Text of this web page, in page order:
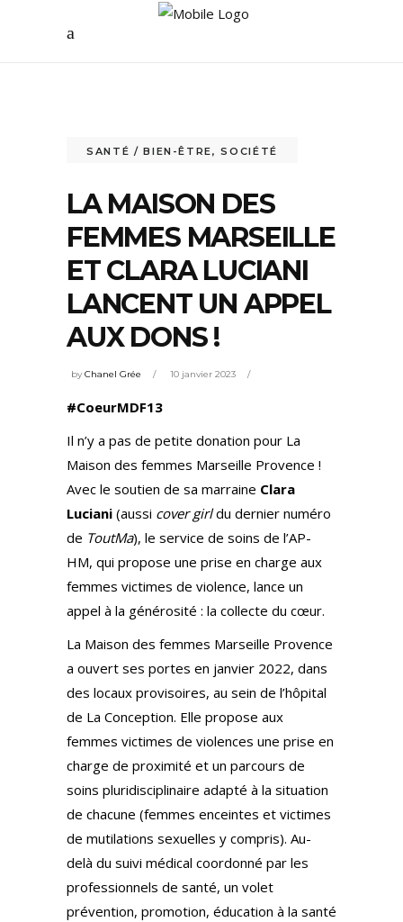
SANTÉ / BIEN-ÊTRE,SOCIÉTÉ
LA MAISON DES
FEMMES MARSEILLE
ET CLARA LUCIANI
LANCENT UN APPEL
AUX DONS !
byChanel Grée 10 janvier 2023
#CoeurMDF13
Il n’y a pas de petite donation pour La
Maison des femmes Marseille Provence !
Avec le soutien de sa marraine Clara
Luciani (aussi cover girldu dernier numéro
de ToutMa), le service de soins de l’AP-
HM, qui propose une prise en charge aux
femmes victimes de violence, lance un
appel à la générosité : la collecte du cœur.
La Maison des femmes Marseille Provence
a ouvert ses portes en janvier 2022, dans
des locaux provisoires, au sein de l’hôpital
de La Conception. Elle propose aux
femmes victimes de violences une prise en
charge de proximité et un parcours de
soins pluridisciplinaire adapté à la situation
de chacune (femmes enceintes et victimes
de mutilations sexuelles y compris). Au-
delà du suivi médical coordonné par les
professionnels de santé, un volet
prévention, promotion, éducation à la santé